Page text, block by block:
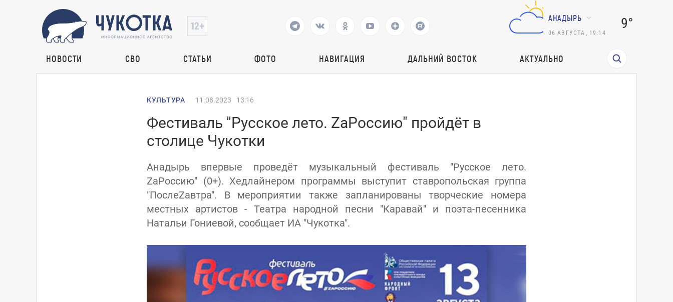
АНАДЫРЬ
06 АВГУСТА 19:14
9°
НОВОСТИ СВО СТАТЬИ ФОТО НАВИГАЦИЯ ДАЛЬНИЙ ВОСТОК АКТУАЛЬНО
КУЛЬТУРА 11.08.2023 13:16
Фестиваль "Русское лето. ZаРоссию" пройдёт в
столице Чукотки
Анадырь впервые проведёт музыкальный фестиваль "Русское лето.
ZаРоссию" (0+). Хедлайнером программы выступит ставропольская группа
"ПослеZaвтра". В мероприятии также запланированы творческие номера
местных артистов - Театра народной песни "Каравай" и поэта-песенника
Натальи Гониевой, сообщает ИА "Чукотка".